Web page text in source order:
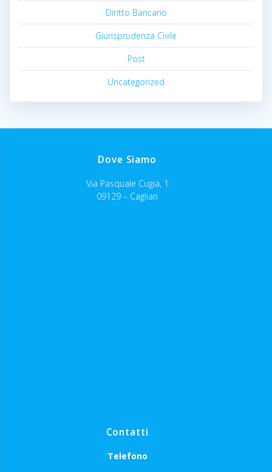
Diritto Bancario
Giurisprudenza Civile
Post
Uncategorized
Dove Siamo
Via Pasquale Cugia, 1
09129 – Cagliari
Contatti
Telefono